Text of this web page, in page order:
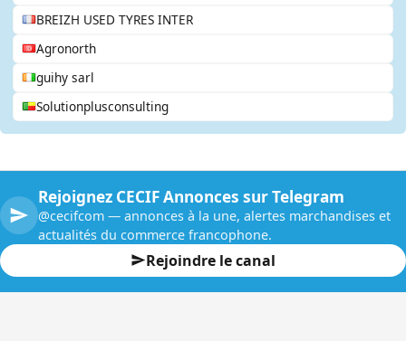
BREIZH USED TYRES INTER
Agronorth
guihy sarl
Solutionplusconsulting
Rejoignez CECIF Annonces sur Telegram
@cecifcom — annonces à la une, alertes marchandises et
actualités du commerce francophone.
Rejoindre le canal